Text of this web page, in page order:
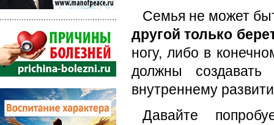
Семья не может
другой только
ногу, либо в
должны
внутреннему
Давайте